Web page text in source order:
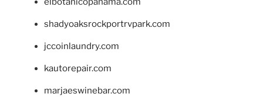
shadyoaksrockportrvpark.com
jccoinlaundry.com
kautorepair.com
marjaeswinebar.com